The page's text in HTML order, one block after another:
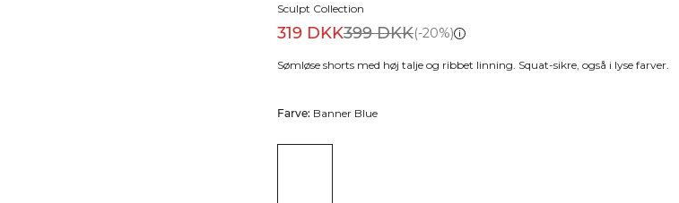
Sculpt Collection
319 DKK399 DKK(-20%)
Sømløse shorts med høj talje og ribbet linning. Squat-sikre, også i lyse farver.
Farve: Banner Blue